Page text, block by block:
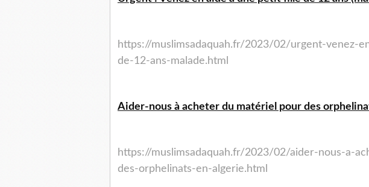
https://muslimsadaquah.fr/2023/02/urgent-venez-
de-12-ans-malade.html
Aider-nous à acheter du matériel pour des
https://muslimsadaquah.fr/2023/02/aider-nous-a-
des-orphelinats-en-algerie.html